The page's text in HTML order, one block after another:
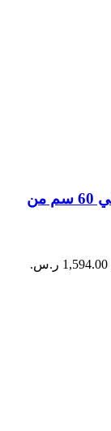
موقد سطحي بلت ان غاز وكهرباء إيطالي 60 سم من